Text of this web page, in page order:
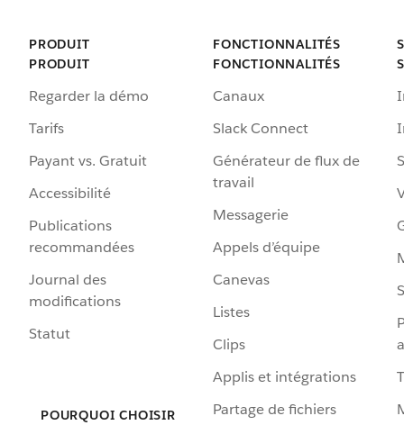
PRODUIT
PRODUIT
Regarder la démo
Tarifs
Payant vs. Gratuit
Accessibilité
Publications
recommandées
Journal des
modifications
Statut
POURQUOI CHOISIR
FONCTIONNALITÉS
FONCTIONNALITÉS
Canaux
Slack Connect
Générateur de flux de
travail
Messagerie
Appels d’équipe
Canevas
Listes
Clips
Applis et intégrations
Partage de fichiers